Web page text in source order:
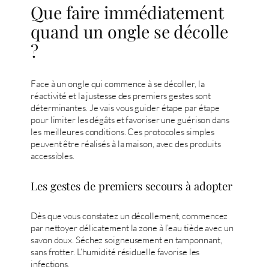
Que faire immédiatement
quand un ongle se décolle
?
Face à un ongle qui commence à se décoller, la
réactivité et la justesse des premiers gestes sont
déterminantes. Je vais vous guider étape par étape
pour limiter les dégâts et favoriser une guérison dans
les meilleures conditions. Ces protocoles simples
peuvent être réalisés à la maison, avec des produits
accessibles.
Les gestes de premiers secours à adopter
Dès que vous constatez un décollement, commencez
par nettoyer délicatement la zone à l’eau tiède avec un
savon doux. Séchez soigneusement en tamponnant,
sans frotter. L’humidité résiduelle favorise les
infections.